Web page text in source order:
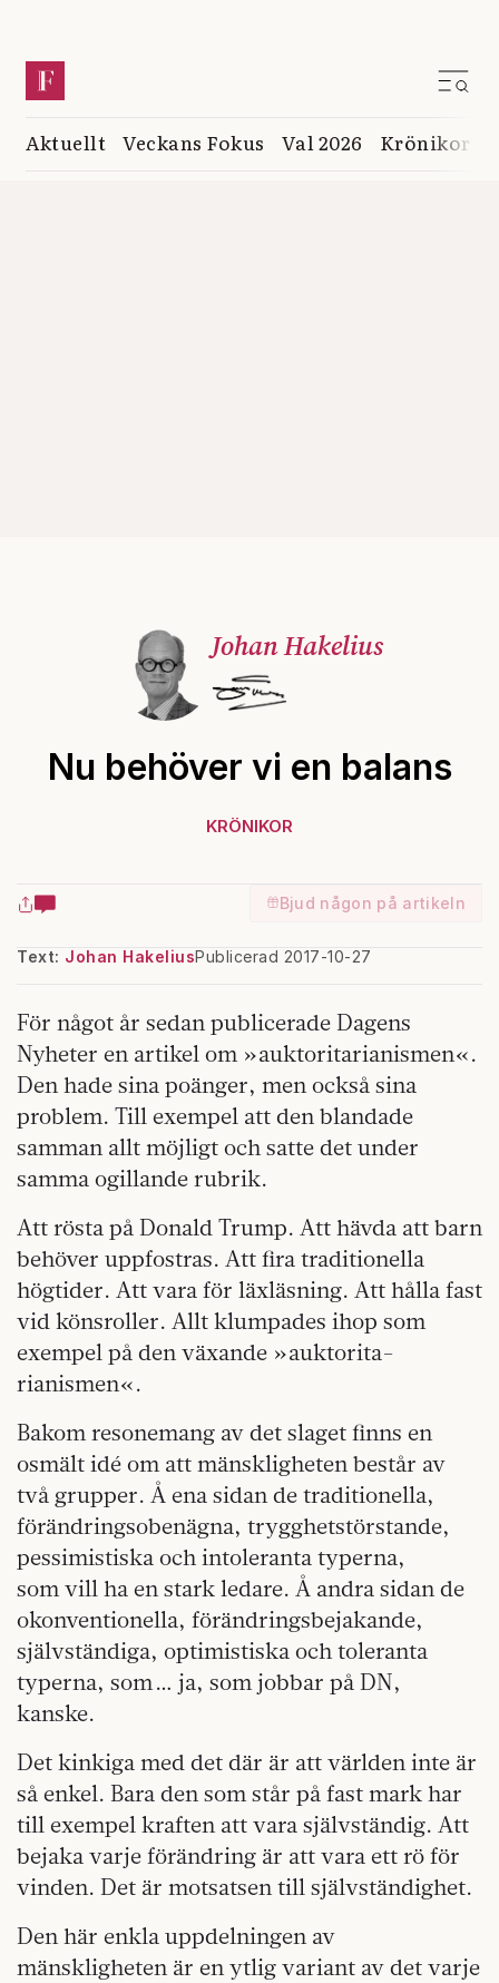
Aktuellt Veckans Fokus Val 2026 Krönikor
Johan Hakelius
Nu behöver vi en balans
KRÖNIKOR
Bjud någon på artikeln
Text: Johan HakeliusPublicerad 2017-10-27
För något år sedan publicerade Dagens
Nyheter en artikel om »auktoritarianismen«.
Den hade sina poänger, men också sina
problem. Till exempel att den blandade
samman allt möjligt och satte det under
samma ogillande rubrik.
Att rösta på Donald Trump. Att hävda att barn
behöver uppfostras. Att fira traditionella
högtider. Att vara för läxläsning. Att hålla fast
vid köns­roller. Allt klumpades ihop som
exempel på den växande »auktorita­
rianismen«.
Bakom resonemang av det slaget finns en
osmält idé om att mänsklig­heten består av
två grupper. Å ena sidan de traditionella,
förändrings­obenägna, trygghetstörstande,
pessimistiska och intoleranta typerna,
som vill ha en stark ledare. Å andra sidan de
okonventionella, förändringsbejakande,
självständiga, optimistiska och toleranta
typerna, som … ja, som jobbar på DN,
kanske.
Det kinkiga med det där är att världen inte är
så enkel. Bara den som står på fast mark har
till exempel kraften att vara självständig. Att
bejaka varje förändring är att vara ett rö för
vinden. Det är motsatsen till självständighet.
Den här enkla uppdelningen av
mänskligheten är en ytlig variant av det varje